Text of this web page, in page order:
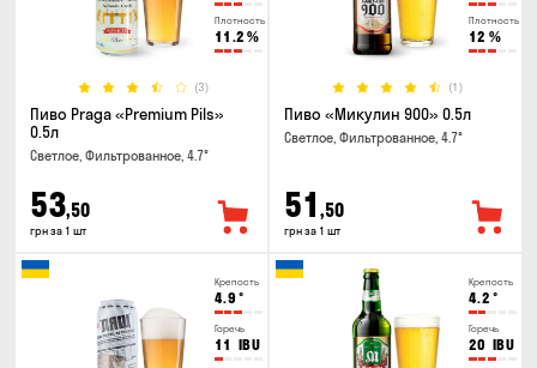
Плотность
11.2 %
(3)
Пиво Praga «Premium Pils»
0.5л
Светлое, Фильтрованное, 4.7°
53,50
грн за 1 шт
Плотность
12 %
(1)
Пиво «Микулин 900» 0.5л
Светлое, Фильтрованное, 4.7°
51 ,50
грн за 1 шт
Крепость
4.9 °
Горечь
11 IBU
Крепость
4.2 °
Горечь
20 IBU